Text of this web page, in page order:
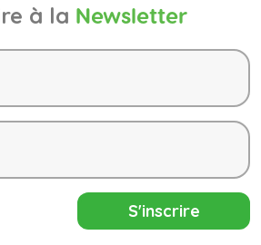
à la Newsletter